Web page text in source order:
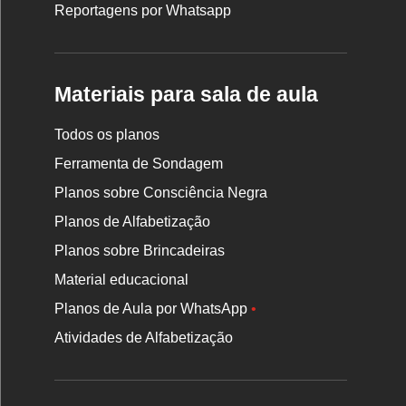
Reportagens por Whatsapp
Materiais para sala de aula
Todos os planos
Ferramenta de Sondagem
Planos sobre Consciência Negra
Planos de Alfabetização
Planos sobre Brincadeiras
Material educacional
Planos de Aula por WhatsApp•
Atividades de Alfabetização